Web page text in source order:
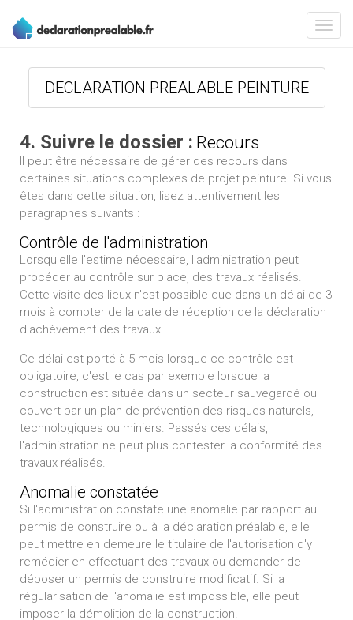
DECLARATION PREALABLE PEINTURE
4. Suivre le dossier : Recours
Il peut être nécessaire de gérer des recours dans
certaines situations complexes de projet peinture. Si vous
êtes dans cette situation, lisez attentivement les
paragraphes suivants :
Contrôle de l'administration
Lorsqu'elle l'estime nécessaire, l'administration peut
procéder au contrôle sur place, des travaux réalisés.
Cette visite des lieux n'est possible que dans un délai de 3
mois à compter de la date de réception de la déclaration
d'achèvement des travaux.
Ce délai est porté à 5 mois lorsque ce contrôle est
obligatoire, c'est le cas par exemple lorsque la
construction est située dans un secteur sauvegardé ou
couvert par un plan de prévention des risques naturels,
technologiques ou miniers. Passés ces délais,
l'administration ne peut plus contester la conformité des
travaux réalisés.
Anomalie constatée
Si l'administration constate une anomalie par rapport au
permis de construire ou à la déclaration préalable, elle
peut mettre en demeure le titulaire de l'autorisation d'y
remédier en effectuant des travaux ou demander de
déposer un permis de construire modificatif. Si la
régularisation de l'anomalie est impossible, elle peut
imposer la démolition de la construction.